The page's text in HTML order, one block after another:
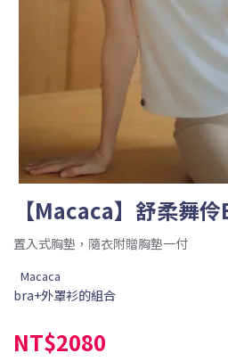
【Macaca】舒柔舞
置入式胸墊，隨衣附贈胸墊一付
Macaca
bra+外罩衫的組合
NT$2080